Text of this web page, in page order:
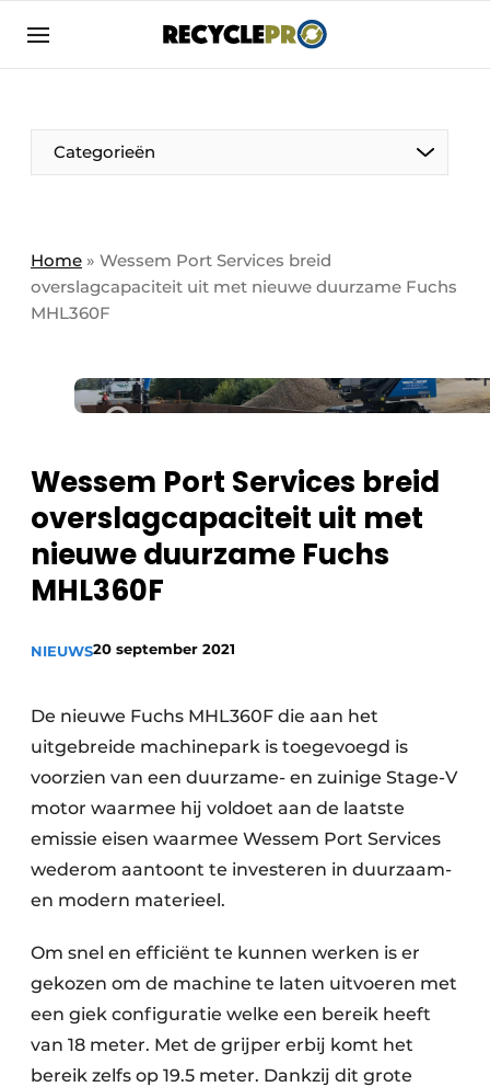
Aanmelden
Bedrijven
Bedrijven
Direct contact
Evenement aanmelden
Podcasts
RecyclePro | Vakblad over de gehele
recyclingstroom in België
Vacature aanmelden
Vacatures
Categorieën
Column VOORUIT
De Pen
Recyclagebedrijf in de kijker
Safety First
Recyclinginstallaties
Detectieapparatuur
Persen
Stofbeheersing
Uitrustingsstukken
Shredders
Transportbanden
Zeven & Brekers
Home » Wessem Port Services breid
overslagcapaciteit uit met nieuwe duurzame Fuchs
MHL360F
Wessem Port Services breid
overslagcapaciteit uit met
nieuwe duurzame Fuchs
MHL360F
NIEUWS20 september 2021
De nieuwe Fuchs MHL360F die aan het
uitgebreide machinepark is toegevoegd is
voorzien van een duurzame- en zuinige Stage-V
motor waarmee hij voldoet aan de laatste
emissie eisen waarmee Wessem Port Services
wederom aantoont te investeren in duurzaam-
en modern materieel.
Om snel en efficiënt te kunnen werken is er
gekozen om de machine te laten uitvoeren met
een giek configuratie welke een bereik heeft
van 18 meter. Met de grijper erbij komt het
bereik zelfs op 19.5 meter. Dankzij dit grote